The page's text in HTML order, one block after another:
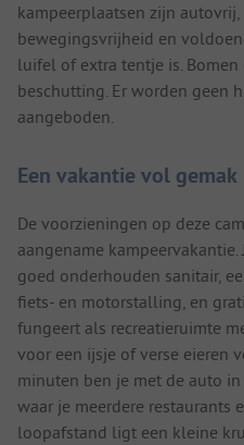
kampeerplaatsen zijn
bewegingsvrijheid en
luifel of extra tentje is.
beschutting. Er worden geen
aangeboden.
Een vakantie vol gemak
De voorzieningen op deze
aangename
goed onderhouden sanitair,
fiets- en motorstalling, en
fungeert als recreatieruimte
voor een ijsje of verse eieren
minuten ben je met de auto
waar je meerdere restaurants
loopafstand ligt een kleine